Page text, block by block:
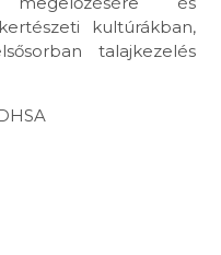
kultúrákban,
talajkezelés